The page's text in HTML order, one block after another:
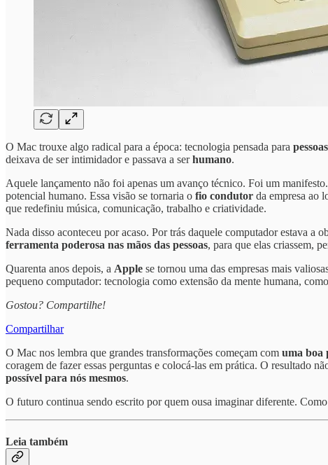
O Mac trouxe algo radical para a época: tecnologia pensada para
deixava de ser intimidador e passava a serhumano.
Aquele lançamento não foi apenas um avanço técnico. Foi um
potencial humano. Essa visão se tornaria o fio condutor da empresa ao
que redefiniu música, comunicação, trabalho e criatividade.
Nada disso aconteceu por acaso. Por trás daquele computador estava a
ferramenta poderosa nas mãos das pessoas, para que elas criassem,
Quarenta anos depois, a Apple se tornou uma das empresas mais
pequeno computador: tecnologia como extensão da mente humana,
Gostou? Compartilhe!
Compartilhar
O Mac nos lembra que grandes transformações começam com uma boa
coragem de fazer essas perguntas e colocá-las em prática. O resultado
possível para nós mesmos.
O futuro continua sendo escrito por quem ousa imaginar diferente.
Leia também